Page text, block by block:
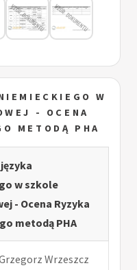
W
- OCENA
METODĄ PHA
w szkole
- Ocena Ryzyka
metodą PHA
Wrzeszcz